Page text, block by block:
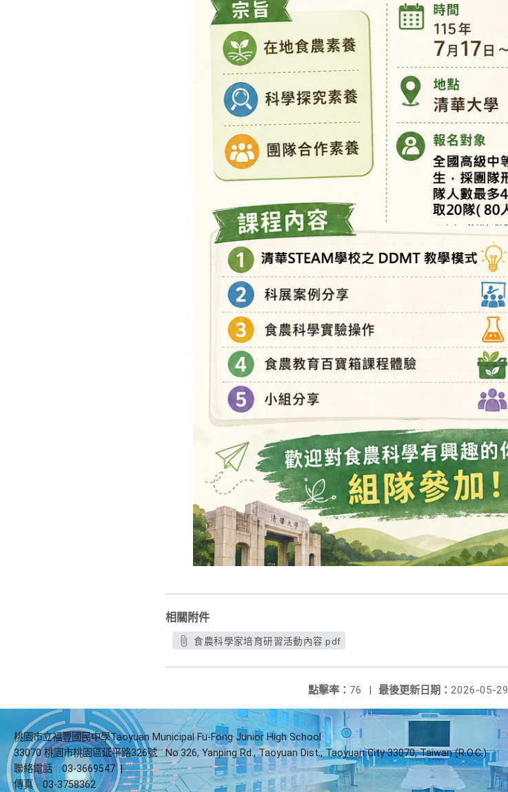
相關附件
食農科學家培育研習活動內容.pdf
最後更新日期： 2026-05-29
點擊率： 76 |
桃園市立福豐國民中學Taoyuan Municipal Fu-Fong Junior High School
33070 桃園市桃園區延平路326號
No.326, Yanping Rd., Taoyuan Dist., Taoyuan City 33070, Taiwan (R.O.C.)
聯絡電話
03-3669547 |
傳真
03-3758362